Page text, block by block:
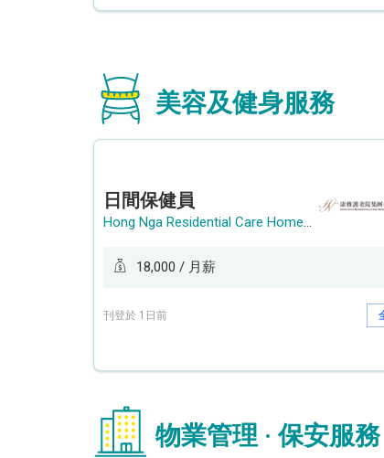
美容及健身服務
日間保健員
Hong Nga Residential Care Home Group Limited
18,000 / 月薪
刊登於 1日前
物業管理 · 保安服務